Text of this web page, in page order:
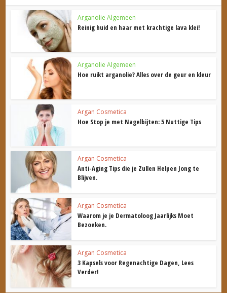
Arganolie Algemeen
Reinig huid en haar met krachtige lava klei!
Arganolie Algemeen
Hoe ruikt arganolie? Alles over de geur en kleur
Argan Cosmetica
Hoe Stop je met Nagelbijten: 5 Nuttige Tips
Argan Cosmetica
Anti-Aging Tips die je Zullen Helpen Jong te
Blijven.
Argan Cosmetica
Waarom je je Dermatoloog Jaarlijks Moet
Bezoeken.
Argan Cosmetica
3 Kapsels voor Regenachtige Dagen, Lees
Verder!